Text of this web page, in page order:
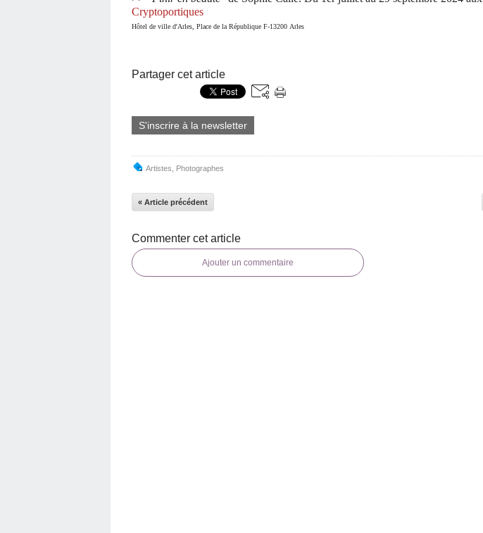
Cryptoportiques
Hôtel de ville d'Arles , Place de la République F-13200 Arles
Partager cet article
S'inscrire à la newsletter
Artistes Photographes
« Article précédent
Commenter cet article
Ajouter un commentaire